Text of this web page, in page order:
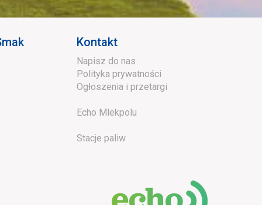
Kontakt
Napisz do nas
Polityka prywatności
Ogłoszenia i przetargi
Echo Mlekpolu
Stacje paliw